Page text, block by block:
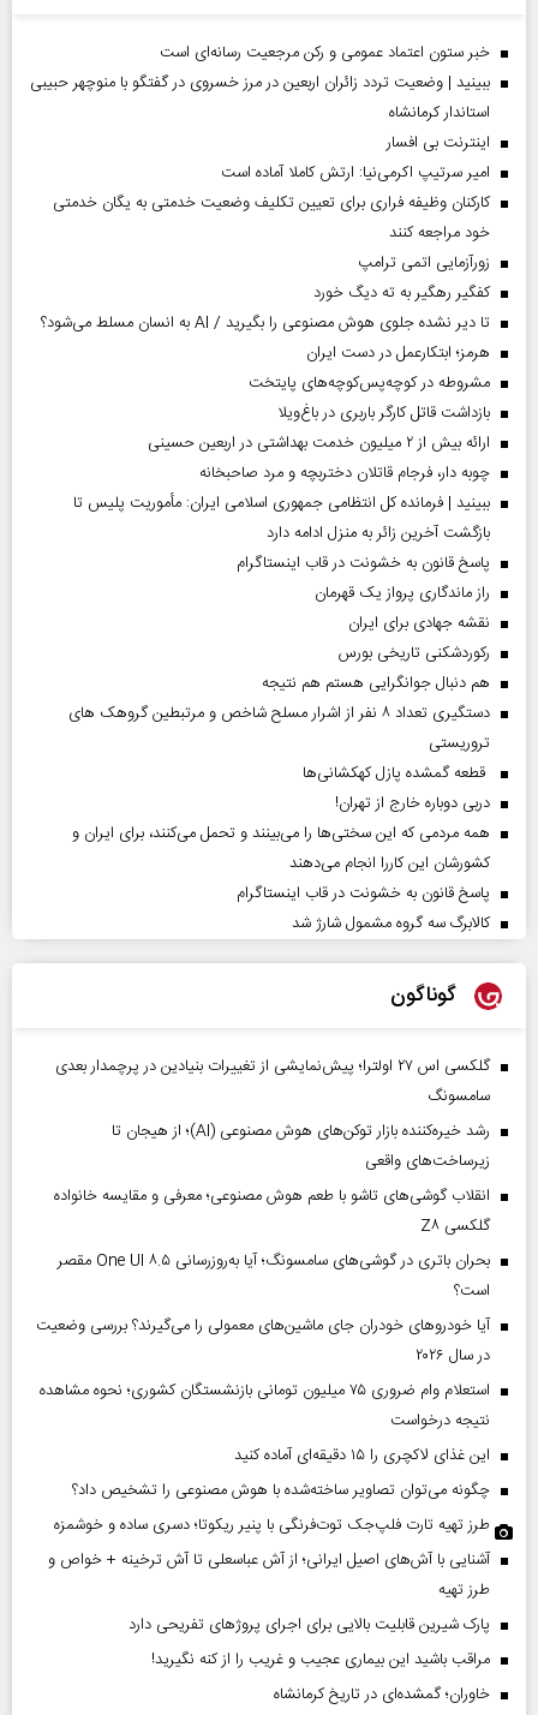
خبر ستون اعتماد عمومی و رکن مرجعیت رسانه‌ای است
ببینید | وضعیت تردد زائران اربعین در مرز خسروی در گفتگو با منوچهر حبیبی
استاندار کرمانشاه
اینترنت بی افسار
امیر سرتیپ اکرمی‌نیا: ارتش کاملا آماده است
کارکنان وظیفه فراری برای تعیین تکلیف وضعیت خدمتی به یگان خدمتی
خود مراجعه کنند
زورآزمایی اتمی ترامپ
کفگیر رهگیر به ته دیگ خورد
تا دیر نشده جلوی هوش مصنوعی را بگیرید / AI به انسان مسلط می‌شود؟
هرمز؛ ابتکارعمل در دست ایران
مشروطه در کوچه‌پس‌کوچه‌های پایتخت
بازداشت قاتل کارگر باربری در باغ‌ویلا
ارائه بیش از ۲ میلیون خدمت بهداشتی در اربعین حسینی
چوبه دار، فرجام قاتلان دختربچه و مرد صاحبخانه
ببینید | فرمانده کل انتظامی جمهوری اسلامی ایران­: مأموریت پلیس تا
بازگشت آخرین زائر به منزل ادامه دارد
پاسخ قانون به خشونت در قاب اینستاگرام
راز ماندگاری پرواز یک قهرمان
نقشه جهادی برای ایران
رکوردشکنی تاریخی بورس
هم دنبال جوانگرایی هستم هم نتیجه
دستگیری تعداد ۸ نفر از اشرار مسلح شاخص و مرتبطین گروهک های
تروریستی
قطعه گمشده پازل کهکشانی‌ها
دربی دوباره خارج از تهران!
همه مردمی که این سختی‌ها را می‌بینند و تحمل می‌کنند، برای ایران و
کشورشان این کاررا انجام می‌دهند
پاسخ قانون به خشونت در قاب اینستاگرام
کالابرگ سه گروه مشمول شارژ شد
گوناگون
گلکسی اس ۲۷ اولترا؛ پیش‌نمایشی از تغییرات بنیادین در پرچمدار بعدی
سامسونگ
رشد خیره‌کننده بازار توکن‌های هوش مصنوعی (AI)؛ از هیجان تا
زیرساخت‌های واقعی
انقلاب گوشی‌های تاشو‌ با طعم هوش مصنوعی؛ معرفی و مقایسه خانواده
گلکسی Z۸
بحران باتری در گوشی‌های سامسونگ؛ آیا به‌روزرسانی One UI ۸.۵ مقصر
است؟
آیا خودروهای خودران جای ماشین‌های معمولی را می‌گیرند؟ بررسی وضعیت
در سال ۲۰۲۶
استعلام وام ضروری ۷۵ میلیون تومانی بازنشستگان کشوری؛ نحوه مشاهده
نتیجه درخواست
این غذای لاکچری را ۱۵ دقیقه‌ای آماده کنید
چگونه می‌توان تصاویر ساخته‌شده با هوش مصنوعی را تشخیص داد؟
طرز تهیه تارت فلپ‌جک توت‌فرنگی با پنیر ریکوتا؛ دسری ساده و خوشمزه
آشنایی با آش‌های اصیل ایرانی؛ از آش عباسعلی تا آش ترخینه + خواص و
طرز تهیه
پارک شیرین قابلیت‌ بالایی برای اجرای پروژهای تفریحی دارد
مراقب باشید این بیماری عجیب و غریب را از کنه نگیرید!
خاوران؛ گمشده‌ای در تاریخ کرمانشاه